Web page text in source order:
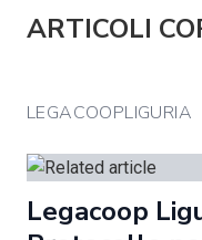
ARTICOLI
LEGACOOPLIGURIA
Legacoop